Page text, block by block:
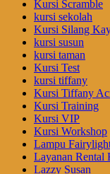
Kursi Scramble
kursi sekolah
Kursi Silang
kursi susun
kursi taman
Kursi Test
kursi tiffany
Kursi Tiffany
Kursi Training
Kursi VIP
Kursi Workshop
Lampu
Layanan Rental
Lazzy Susan